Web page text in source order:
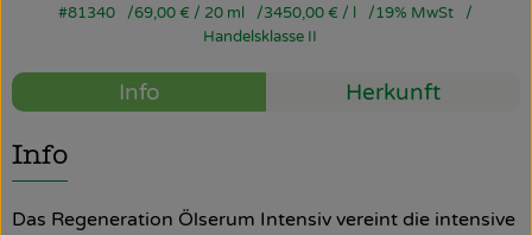
Schulen & Kitas
So geht’s
Über uns
#81340 69,00 € / 20 ml 3450,00 € / l
19% MwSt
Handelsklasse II
Info Herkunft
Info
Das Regeneration Ölserum Intensiv vereint die intensive